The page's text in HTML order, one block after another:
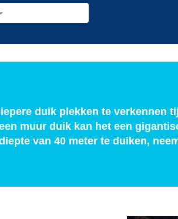
duik plekken te verkennen
muur duik kan het een
van 40 meter te duiken,